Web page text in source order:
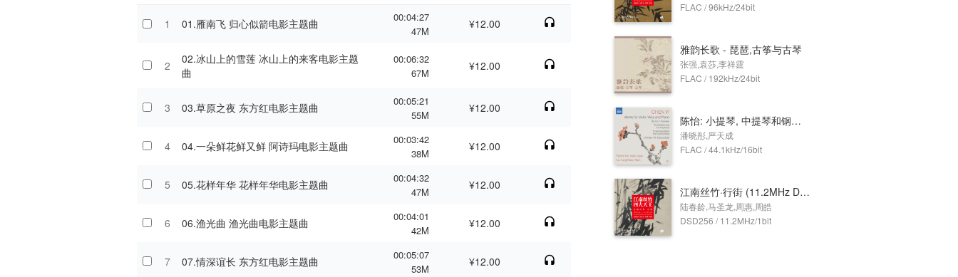
1 01.雁南飞 归心似箭电影主题曲
00:04:27
47M
¥12.00
2
02.冰山上的雪莲 冰山上的来客电影主题
曲
00:06:32
67M
¥12.00
3 03.草原之夜 东方红电影主题曲
00:05:21
55M
¥12.00
4 04.一朵鲜花鲜又鲜 阿诗玛电影主题曲
00:03:42
38M
¥12.00
5 05.花样年华 花样年华电影主题曲
00:04:32
47M
¥12.00
6 06.渔光曲 渔光曲电影主题曲
00:04:01
42M
¥12.00
7 07.情深谊长 东方红电影主题曲
00:05:07
53M
¥12.00
FLAC / 96kHz/24bit
雅韵长歌 - 琵琶,古筝与古琴
张强,袁莎,李祥霆
FLAC / 192kHz/24bit
陈怡: 小提琴, 中提琴和钢琴作品 (严天成, 潘晓彤演奏)
潘晓彤,严天成
FLAC / 44.1kHz/16bit
江南丝竹·行街 (11.2MHz DSD)
陆春龄,马圣龙,周惠,周皓
DSD256 / 11.2MHz/1bit